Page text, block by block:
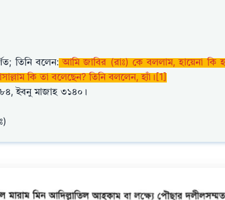
তিনি বলেন:আমি জাবির (রাঃ) কে বললাম, হায়েনা কি
কি তা বলেছেন? তিনি বললেন, হ্যাঁ।[1]
ইবনু মাজাহ ৩১৪০।